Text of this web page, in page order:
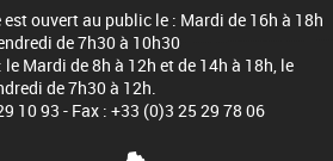
ouvert au public le : Mardi de 16h à 18h
de 7h30 à 10h30
Mardi de 8h à 12h et de 14h à 18h, le
de 7h30 à 12h.
10 93 - Fax : +33 (0)3 25 29 78 06